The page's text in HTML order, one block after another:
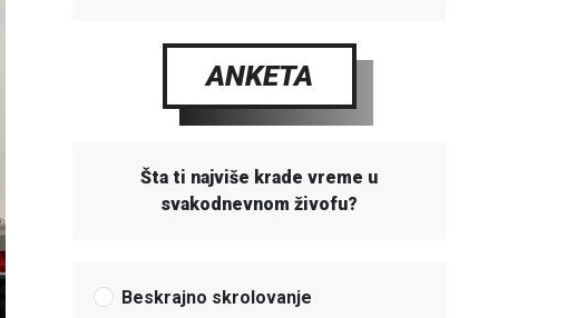
ANKETA
Šta ti najviše krade vreme u
svakodnevnom živofu?
Beskrajno skrolovanje